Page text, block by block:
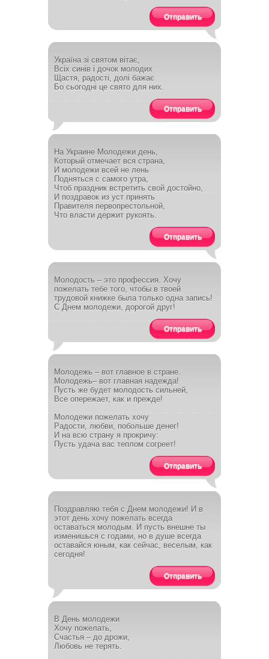
Отправить
Україна зі святом вітає,
Всіх синів і дочок молодих
Щастя, радості, долі бажає
Бо сьогодні це свято для них.
Отправить
На Украине Молодежи день,
Который отмечает вся страна,
И молодежи всей не лень
Подняться с самого утра,
Чтоб праздник встретить свой достойно,
И поздравок из уст принять
Правителя первопрестольной,
Что власти держит рукоять.
Отправить
Молодость – это профессия. Хочу
пожелать тебе того, чтобы в твоей
трудовой книжке была только одна запись!
С Днем молодежи, дорогой друг!
Отправить
Молодежь – вот главное в стране.
Молодежь– вот главная надежда!
Пусть же будет молодость сильней,
Все опережает, как и прежде!
Молодежи пожелать хочу
Радости, любви, побольше денег!
И на всю страну я прокричу:
Пусть удача вас теплом согреет!
Отправить
Поздравляю тебя с Днем молодежи! И в
этот день хочу пожелать всегда
оставаться молодым. И пусть внешне ты
изменишься с годами, но в душе всегда
оставайся юным, как сейчас, веселым, как
сегодня!
Отправить
В День молодежи
Хочу пожелать,
Счастья – до дрожи,
Любовь не терять.